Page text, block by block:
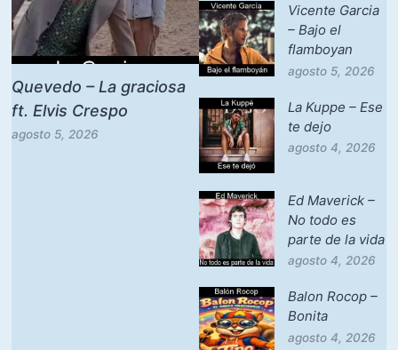
Quevedo – La graciosa
ft. Elvis Crespo
agosto 5, 2026
Vicente Garcia
– Bajo el
flamboyan
agosto 5, 2026
La Kuppe – Ese
te dejo
agosto 4, 2026
Ed Maverick –
No todo es
parte de la vida
agosto 4, 2026
Balon Rocop –
Bonita
agosto 4, 2026